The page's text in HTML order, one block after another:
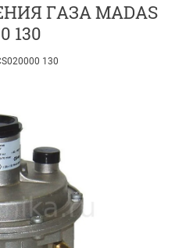
ГАЗА MADAS
130
130